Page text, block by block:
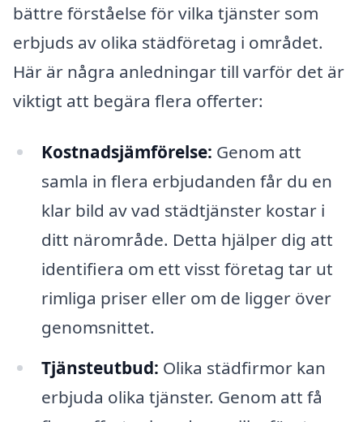
bättre förståelse för vilka tjänster som
erbjuds av olika städföretag i området.
Här är några anledningar till varför det är
viktigt att begära flera offerter:
Kostnadsjämförelse: Genom att
samla in flera erbjudanden får du en
klar bild av vad städtjänster kostar i
ditt närområde. Detta hjälper dig att
identifiera om ett visst företag tar ut
rimliga priser eller om de ligger över
genomsnittet.
Tjänsteutbud: Olika städfirmor kan
erbjuda olika tjänster. Genom att få